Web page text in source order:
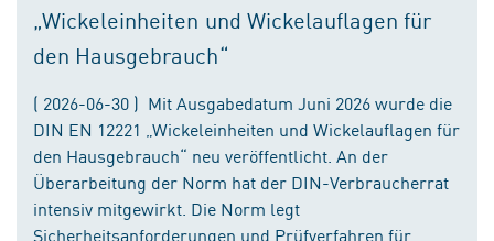
„Wickeleinheiten und Wickelauflagen für
den Hausgebrauch“
( 2026-06-30 ) Mit Ausgabedatum Juni 2026 wurde die
DIN EN 12221 „Wickeleinheiten und Wickelauflagen für
den Hausgebrauch“ neu veröffentlicht. An der
Überarbeitung der Norm hat der DIN-Verbraucherrat
intensiv mitgewirkt. Die Norm legt
Sicherheitsanforderungen und Prüfverfahren für